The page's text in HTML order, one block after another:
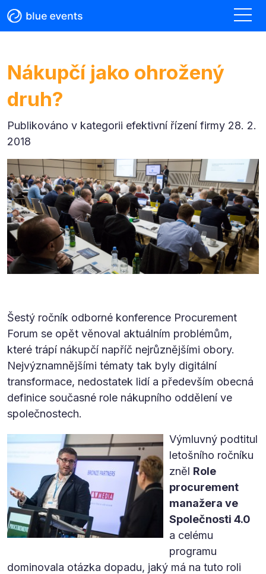
Nákupčí jako ohrožený
druh?
Publikováno v kategorii efektivní řízení firmy 28. 2.
2018
Šestý ročník odborné konference Procurement
Forum se opět věnoval aktuálním problémům,
které trápí nákupčí napříč nejrůznějšími obory.
Nejvýznamnějšími tématy tak byly digitální
transformace, nedostatek lidí a především obecná
definice současné role nákupního oddělení ve
společnostech.
Výmluvný podtitul
letošního ročníku
zněl Role
procurement
manažera ve
Společnosti 4.0
a celému
programu
dominovala otázka dopadu, jaký má na tuto roli